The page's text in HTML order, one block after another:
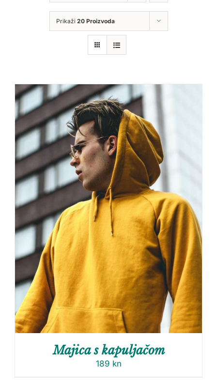
Prikaži 20 Proizvoda
Majica s kapuljačom
189 kn